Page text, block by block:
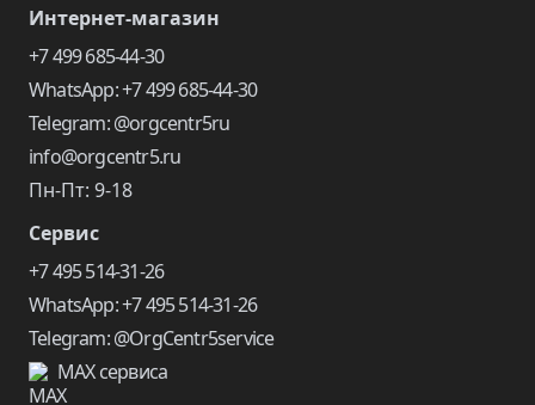
Интернет-магазин
+7 499 685-44-30
WhatsApp: +7 499 685-44-30
Telegram: @orgcentr5ru
info@orgcentr5.ru
Пн-Пт: 9-18
Сервис
+7 495 514-31-26
WhatsApp: +7 495 514-31-26
Telegram: @OrgCentr5service
MAX сервиса